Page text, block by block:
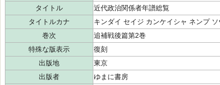
タイトル
近代政治関係者年譜総覧
タイトルカナ
キンダイ セイジ カンケイシャ ネンプ
巻次
追補戦後篇第2巻
特殊な版表示
復刻
出版地
東京
出版者
ゆまに書房